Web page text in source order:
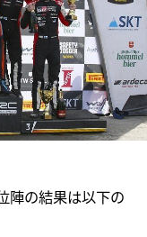
陣の結果は以下の